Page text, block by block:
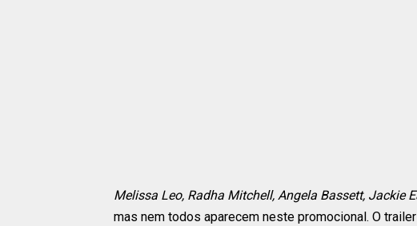
Melissa Leo, Radha Mitchell, Angela Bassett, Jackie
mas nem todos aparecem neste promocional. O